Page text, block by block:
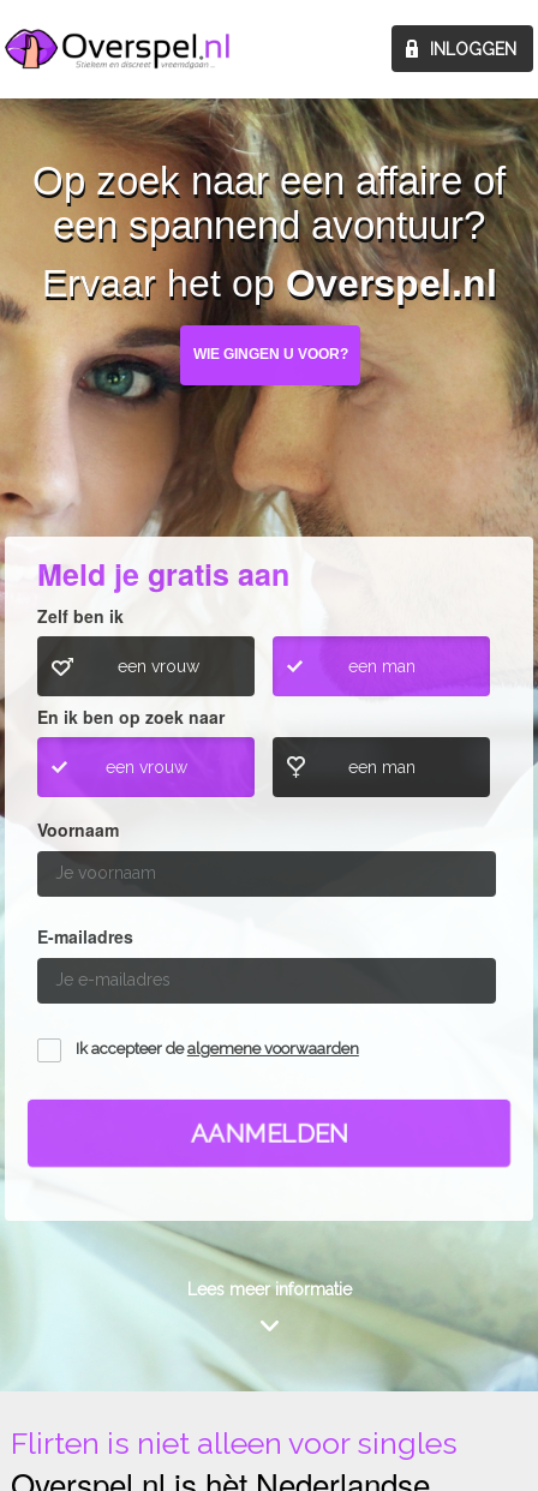
Op zoek naar een affaire of
een spannend avontuur?
Ervaar het op Overspel.nl
WIE GINGEN U VOOR?
Meld je gratis aan
Zelf ben ik
een vrouw een man
En ik ben op zoek naar
een vrouw een man
Voornaam
E-mailadres
Ik accepteer dealgemene voorwaarden
AANMELDEN
Lees meer informatie
Flirten is niet alleen voor singles